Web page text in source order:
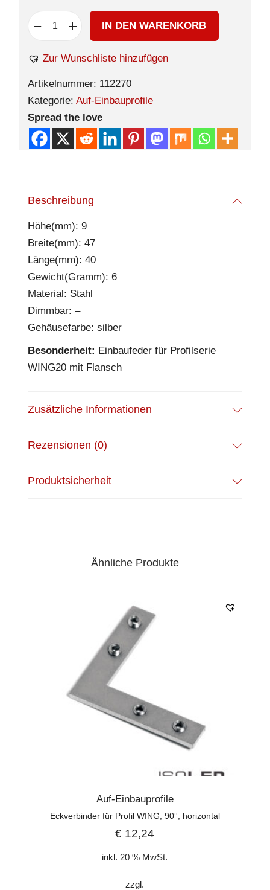
IN DEN WARENKORB
Zur Wunschliste hinzufügen
Artikelnummer: 112270
Kategorie: Auf-Einbauprofile
Spread the love
Beschreibung
Höhe(mm): 9
Breite(mm): 47
Länge(mm): 40
Gewicht(Gramm): 6
Material: Stahl
Dimmbar: –
Gehäusefarbe: silber
Besonderheit: Einbaufeder für Profilserie
WING20 mit Flansch
Zusätzliche Informationen
Rezensionen (0)
Produktsicherheit
Ähnliche Produkte
Auf-Einbauprofile
Eckverbinder für Profil WING, 90°, horizontal
€ 12,24
inkl. 20 % MwSt.
zzgl.